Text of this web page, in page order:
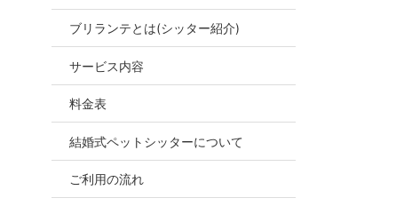
ブリランテとは(シッター紹介)
サービス内容
料金表
結婚式ペットシッターについて
ご利用の流れ